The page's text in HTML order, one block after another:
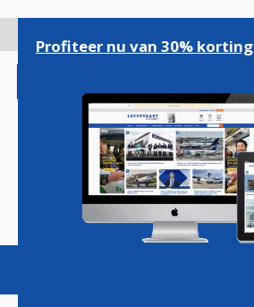
gaan
Magazine Podcasts
Profiteer nu van 30% korting